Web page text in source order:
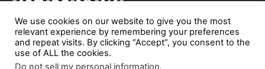
SÍGUENOS
We use cookies on our website to give you the most
relevant experience by remembering your preferences
and repeat visits. By clicking “Accept”, you consent to the
use of ALL the cookies.
Do not sell my personal information.